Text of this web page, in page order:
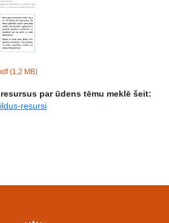
(1,2 MB)
par ūdens tēmu meklē šeit:
resursi